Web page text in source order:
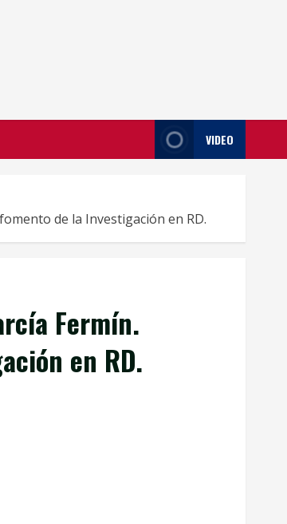
VIDEO
de la Investigación en RD.
Fermín.
en RD.